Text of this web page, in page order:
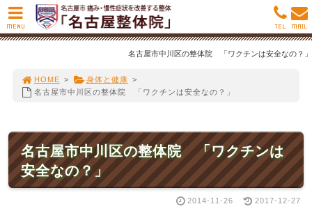
名古屋市中川区の整体院 「ワクチンは安全なの？」
HOME > 身体と健康 >
名古屋市中川区の整体院 「ワクチンは安全なの？」
名古屋市中川区の整体院 「ワクチンは
安全なの？」
2014-11-26 2017-12-27
MENU MAIL
TEL